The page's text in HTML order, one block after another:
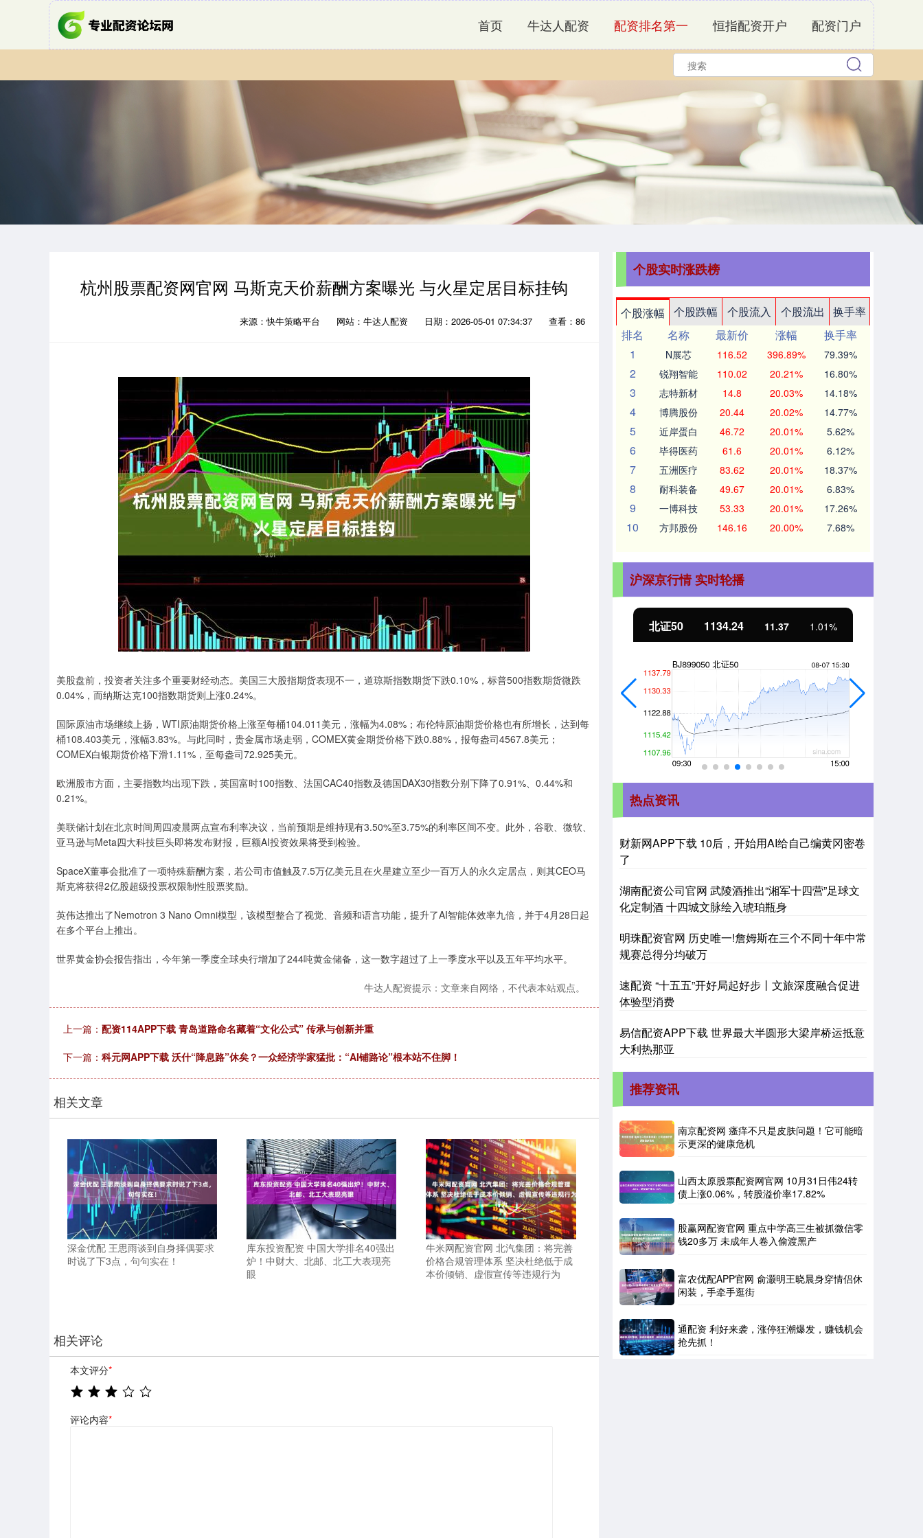
首页 牛达人配资 配资排名第一 恒指配资开户 配资门户
杭州股票配资网官网 马斯克天价薪酬方案曝光 与火星定居目标挂钩
来源：快牛策略平台 网站：牛达人配资 日期：2026-05-01 07:34:37 查看：86
美股盘前，投资者关注多个重要财经动态。美国三大股指期货表现不一，道琼斯指数期货下跌0.10%，标普500指数期货微跌
0.04%，而纳斯达克100指数期货则上涨0.24%。
国际原油市场继续上扬，WTI原油期货价格上涨至每桶104.011美元，涨幅为4.08%；布伦特原油期货价格也有所增长，达到每
桶108.403美元，涨幅3.83%。与此同时，贵金属市场走弱，COMEX黄金期货价格下跌0.88%，报每盎司4567.8美元；
COMEX白银期货价格下滑1.11%，至每盎司72.925美元。
欧洲股市方面，主要指数均出现下跌，英国富时100指数、法国CAC40指数及德国DAX30指数分别下降了0.91%、0.44%和
0.21%。
美联储计划在北京时间周四凌晨两点宣布利率决议，当前预期是维持现有3.50%至3.75%的利率区间不变。此外，谷歌、微软、
亚马逊与Meta四大科技巨头即将发布财报，巨额AI投资效果将受到检验。
SpaceX董事会批准了一项特殊薪酬方案，若公司市值触及7.5万亿美元且在火星建立至少一百万人的永久定居点，则其CEO马
斯克将获得2亿股超级投票权限制性股票奖励。
英伟达推出了Nemotron 3 Nano Omni模型，该模型整合了视觉、音频和语言功能，提升了AI智能体效率九倍，并于4月28日起
在多个平台上推出。
世界黄金协会报告指出，今年第一季度全球央行增加了244吨黄金储备，这一数字超过了上一季度水平以及五年平均水平。
牛达人配资提示：文章来自网络，不代表本站观点。
上一篇： 配资114APP下载 青岛道路命名藏着“文化公式” 传承与创新并重
下一篇： 科元网APP下载 沃什“降息路”休矣？一众经济学家猛批：“AI铺路论”根本站不住脚！
相关文章
深金优配 王思雨谈到自身择偶要求
时说了下3点，句句实在！
库东投资配资 中国大学排名40强出
炉！中财大、北邮、北工大表现亮
眼
牛米网配资官网 北汽集团：将完善
价格合规管理体系 坚决杜绝低于成
本价倾销、虚假宣传等违规行为
相关评论
本文评分*
评论内容*
个股实时涨跌榜
个股涨幅 个股跌幅 个股流入 个股流出
换手率
排名
名称 最新价 涨幅
换手率
1
N展芯 116.52 396.89% 79.39%
2 锐翔智能 110.02 20.21% 16.80%
3 志特新材 14.8 20.03% 14.18%
4 博腾股份 20.44 20.02% 14.77%
5 近岸蛋白 46.72 20.01% 5.62%
6 毕得医药 61.6 20.01% 6.12%
7 五洲医疗 83.62 20.01% 18.37%
8 耐科装备 49.67 20.01% 6.83%
9 一博科技 53.33 20.01% 17.26%
10 方邦股份 146.16 20.00% 7.68%
沪深京行情 实时轮播
深证成指 14311.01 1.42% 沪深300 北证50 1134.24 11.37 1.01%
热点资讯
财新网APP下载 10后，开始用AI给自己编黄冈密卷
了
湖南配资公司官网 武陵酒推出“湘军十四营”足球文
化定制酒 十四城文脉绘入琥珀瓶身
明珠配资官网 历史唯一!詹姆斯在三个不同十年中常
规赛总得分均破万
速配资 “十五五”开好局起好步丨文旅深度融合促进
体验型消费
易信配资APP下载 世界最大半圆形大梁岸桥运抵意
大利热那亚
推荐资讯
南京配资网 瘙痒不只是皮肤问题！它可能暗
示更深的健康危机
山西太原股票配资网官网 10月31日伟24转
债上涨0.06%，转股溢价率17.82%
股赢网配资官网 重点中学高三生被抓微信零
钱20多万 未成年人卷入偷渡黑产
富农优配APP官网 俞灏明王晓晨身穿情侣休
闲装，手牵手逛街
通配资 利好来袭，涨停狂潮爆发，赚钱机会
抢先抓！